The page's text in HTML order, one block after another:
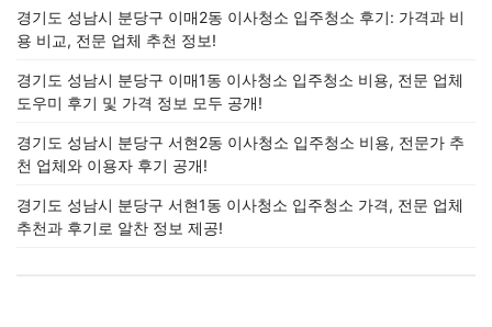
경기도 성남시 분당구 이매2동 이사청소 입주청소 후기: 가격과 비
용 비교, 전문 업체 추천 정보!
경기도 성남시 분당구 이매1동 이사청소 입주청소 비용, 전문 업체
도우미 후기 및 가격 정보 모두 공개!
경기도 성남시 분당구 서현2동 이사청소 입주청소 비용, 전문가 추
천 업체와 이용자 후기 공개!
경기도 성남시 분당구 서현1동 이사청소 입주청소 가격, 전문 업체
추천과 후기로 알찬 정보 제공!